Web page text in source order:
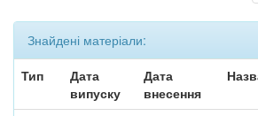
Знайдені матеріали:
Тип
Дата
випуску
Дата
внесення